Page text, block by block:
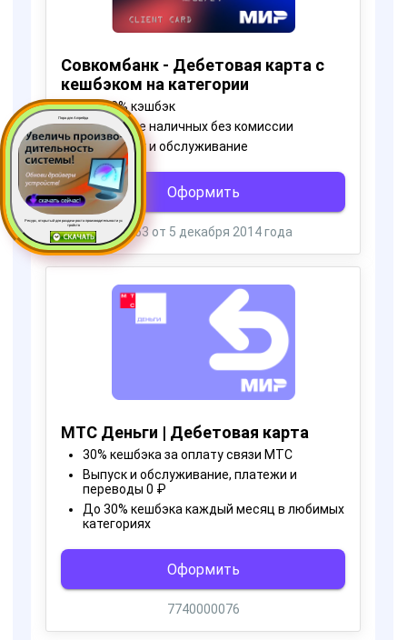
Пора для Апгрейда
Ресурс, открытый для раздачи роста производительности ус
тройств